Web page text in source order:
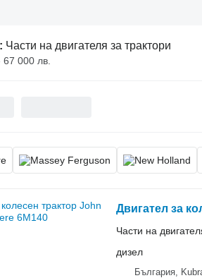
Части на двигателя за трактори
000 лв.
Двигател за
Части на
дизел
България,